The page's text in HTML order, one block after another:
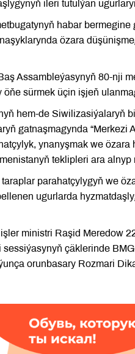
ileri tutulýan
habar
özara
Assambleýasynyň 80-nji
sürmek üçin işjeň
hem-de Siwilizasiýalaryň
gatnaşmagynda
ynanyşmak we
teklipleri ara alnyp
parahatçylygyň we
ugurlarda
ministri Raşid Meredow
çäklerinde
orunbasary Rozmari